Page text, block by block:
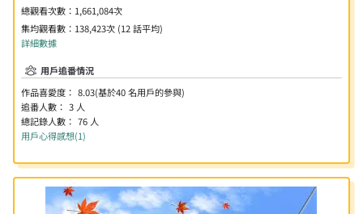
總觀看次數： 1,661,084次
集均觀看數： 138,423次 (12 話平均)
詳細數據
用戶追番情況
作品喜愛度： 8.03(基於40名用戶的參與)
追番人數： 3 人
總記錄人數： 76 人
用戶心得感想(1)